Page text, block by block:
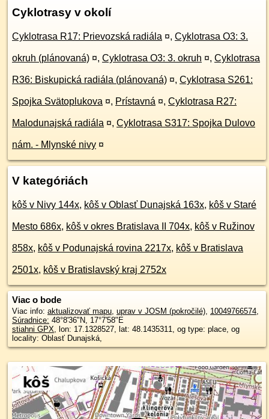
Cyklotrasy v okolí
Cyklotrasa R17: Prievozská radiála ¤, Cyklotrasa O3: 3.
okruh (plánovaná) ¤, Cyklotrasa O3: 3. okruh ¤, Cyklotrasa
R36: Biskupická radiála (plánovaná) ¤, Cyklotrasa S261:
Spojka Svätoplukova ¤, Prístavná ¤, Cyklotrasa R27:
Malodunajská radiála ¤, Cyklotrasa S317: Spojka Dulovo
nám. - Mlynské nivy ¤
V kategóriách
kôš v Nivy 144x, kôš v Oblasť Dunajská 163x, kôš v Staré
Mesto 686x, kôš v okres Bratislava II 704x, kôš v Ružinov
858x, kôš v Podunajská rovina 2217x, kôš v Bratislava
2501x, kôš v Bratislavský kraj 2752x
Viac o bode
Viac info: aktualizovať mapu, uprav v JOSM (pokročilé), 10049766574,
Súradnice: 48°8'36"N, 17°7'58"E
stiahni GPX, lon: 17.1328527, lat: 48.1435311, og type: place, og
locality: Oblasť Dunajská,